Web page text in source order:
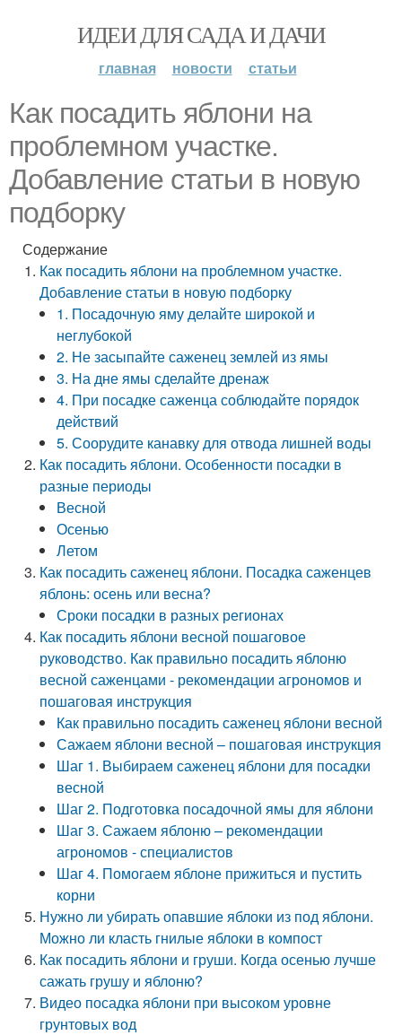
ИДЕИ ДЛЯ САДА И ДАЧИ
главная новости статьи
Как посадить яблони на
проблемном участке.
Добавление статьи в новую
подборку
Содержание
Как посадить яблони на проблемном участке.
Добавление статьи в новую подборку
1. Посадочную яму делайте широкой и
неглубокой
2. Не засыпайте саженец землей из ямы
3. На дне ямы сделайте дренаж
4. При посадке саженца соблюдайте порядок
действий
5. Соорудите канавку для отвода лишней воды
Как посадить яблони. Особенности посадки в
разные периоды
Весной
Осенью
Летом
Как посадить саженец яблони. Посадка саженцев
яблонь: осень или весна?
Сроки посадки в разных регионах
Как посадить яблони весной пошаговое
руководство. Как правильно посадить яблоню
весной саженцами - рекомендации агрономов и
пошаговая инструкция
Как правильно посадить саженец яблони весной
Сажаем яблони весной – пошаговая инструкция
Шаг 1. Выбираем саженец яблони для посадки
весной
Шаг 2. Подготовка посадочной ямы для яблони
Шаг 3. Сажаем яблоню – рекомендации
агрономов - специалистов
Шаг 4. Помогаем яблоне прижиться и пустить
корни
Нужно ли убирать опавшие яблоки из под яблони.
Можно ли класть гнилые яблоки в компост
Как посадить яблони и груши. Когда осенью лучше
сажать грушу и яблоню?
Видео посадка яблони при высоком уровне
грунтовых вод